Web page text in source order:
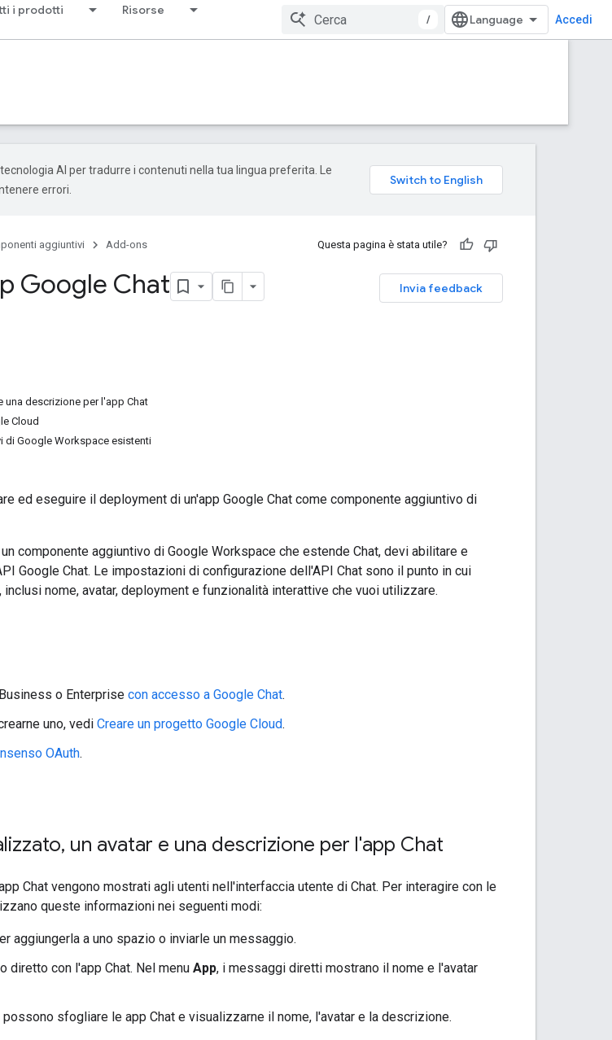
i prodotti Risorse
/ Accedi
AI per tradurre i contenuti nella tua lingua preferita. Le
errori.
aggiuntivi Add-ons Questa pagina è stata utile?
Invia feedback
Google Chat
una descrizione per l'app Chat
Cloud
di Google Workspace esistenti
ed eseguire il deployment di un'app Google Chat come componente aggiuntivo di
componente aggiuntivo di Google Workspace che estende Chat, devi abilitare e
Google Chat. Le impostazioni di configurazione dell'API Chat sono il punto in cui
inclusi nome, avatar, deployment e funzionalità interattive che vuoi utilizzare.
o Enterprise con accesso a Google Chat.
uno, vedi Creare un progetto Google Cloud.
OAuth.
, un avatar e una descrizione per l'app Chat
Chat vengono mostrati agli utenti nell'interfaccia utente di Chat. Per interagire con le
queste informazioni nei seguenti modi:
aggiungerla a uno spazio o inviarle un messaggio.
diretto con l'app Chat. Nel menu App, i messaggi diretti mostrano il nome e l'avatar
possono sfogliare le app Chat e visualizzarne il nome, l'avatar e la descrizione.